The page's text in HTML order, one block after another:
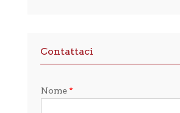
Contattaci
Nome *